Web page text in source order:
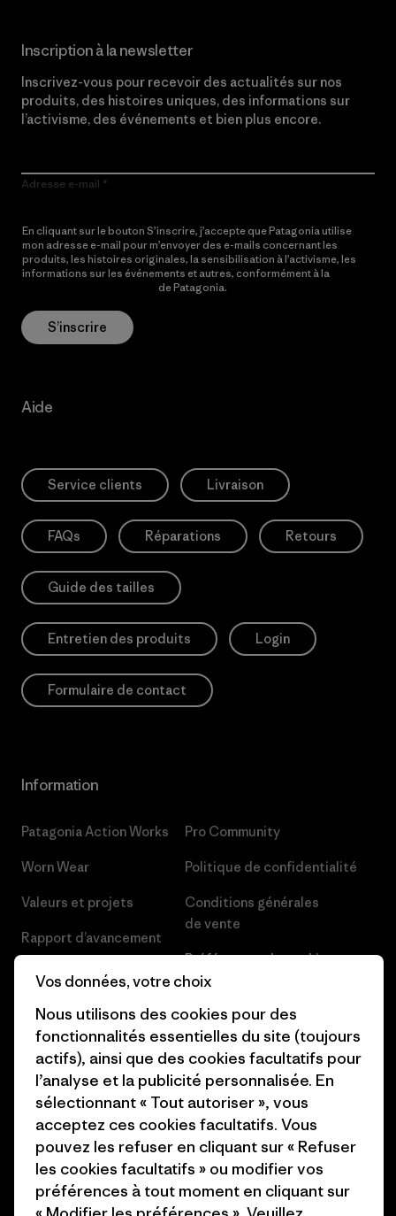
Inscription à la newsletter
Inscrivez-vous pour recevoir des actualités sur nos
produits, des histoires uniques, des informations sur
l’activisme, des événements et bien plus encore.
Adresse e-mail
En cliquant sur le bouton S’inscrire, j’accepte que Patagonia utilise
mon adresse e-mail pour m’envoyer des e-mails concernant les
produits, les histoires originales, la sensibilisation à l’activisme, les
informations sur les événements et autres, conformément à la
de Patagonia.
S’inscrire
Aide
Service clients Livraison
FAQs Réparations Retours
Guide des tailles
Entretien des produits Login
Formulaire de contact
Information
Patagonia Action Works
Worn Wear
Valeurs et projets
Rapport d’avancement
Business Unusual
Objectifs climatiques
1% For The Planet
Comment nous finançons
Nos magasins
Pro Community
Politique de confidentialité
Conditions générales
de vente
Préférences de cookie
Presse et media
Industry program
Programme d’affiliation
Patagonia Suisse Plan du site
Vos données, votre choix
Nous utilisons des cookies pour des
fonctionnalités essentielles du site (toujours
actifs), ainsi que des cookies facultatifs pour
l’analyse et la publicité personnalisée. En
sélectionnant « Tout autoriser », vous
acceptez ces cookies facultatifs. Vous
pouvez les refuser en cliquant sur « Refuser
les cookies facultatifs » ou modifier vos
préférences à tout moment en cliquant sur